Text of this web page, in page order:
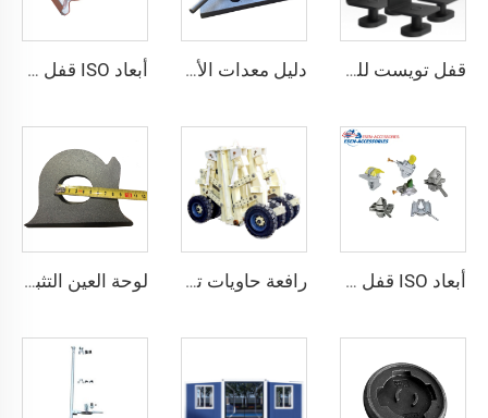
قفل تويست للحاويات الشحنية ISO من الأسفل ومن الجانب & قفل زاوية لتثبيت البضائع دليل معدات الأمان الخاصة بربط الحاويات ISO قفل التواء داخلي قفل التواء ذيل السنونو أبعاد ISO قفل تثبيت حاوية الشحن
أبعاد ISO قفل تثبيت حاوية الشحن رافعة حاويات تحميل فائقة المتانة مع عجلة دوارة لرفع الحاويات ونظام نقل الحاويات لوحة العين التثبيتية ذات الثقب الواحد VK3646